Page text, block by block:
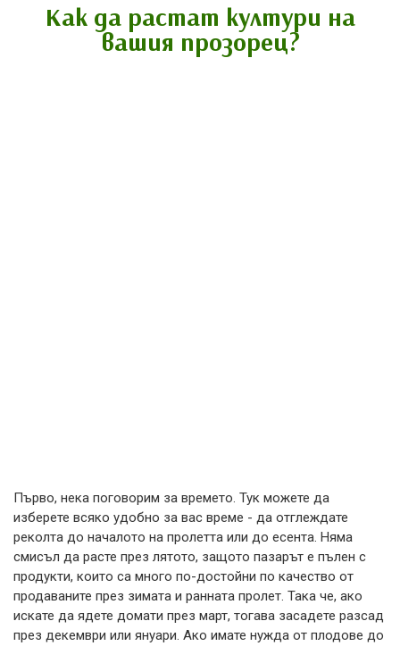
Как да растат култури на
вашия прозорец?
Първо, нека поговорим за времето. Тук можете да
изберете всяко удобно за вас време - да отглеждате
реколта до началото на пролетта или до есента. Няма
смисъл да расте през лятото, защото пазарът е пълен с
продукти, които са много по-достойни по качество от
продаваните през зимата и ранната пролет. Така че, ако
искате да ядете домати през март, тогава засадете разсад
през декември или януари. Ако имате нужда от плодове до